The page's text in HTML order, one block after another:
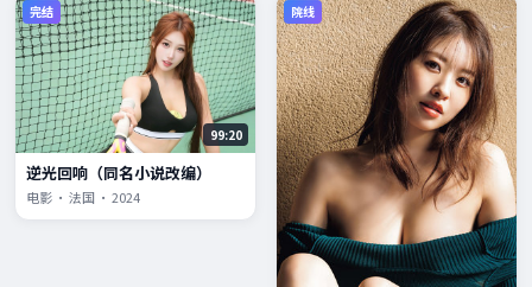
完结
99:20
逆光回响（同名小说改编）
电影 · 法国 · 2024
院线